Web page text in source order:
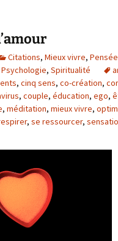
Citations, Mieux vivre,
Psychologie, Spiritualité
, cinq sens, co-création,
, couple, éducation, ego,
, méditation, mieux vivre,
, se ressourcer,